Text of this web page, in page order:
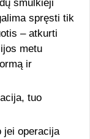
smulkieji
spręsti tik
– atkurti
metu
ir
tuo
jei operacija